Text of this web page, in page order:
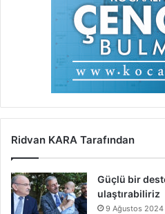
Ridvan KARA Tarafından
Güçlü bir
ulaştırabiliriz
9 Ağustos 2024